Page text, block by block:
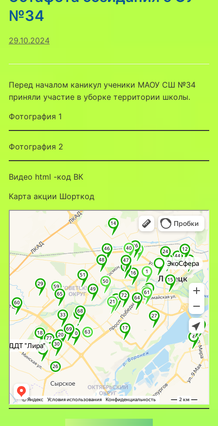
№34
29.10.2024
Перед началом каникул ученики МАОУ СШ №34
приняли участие в уборке территории школы.
Фотография 1
Фотография 2
Видео html -код ВК
Карта акции Шорткод
Яндекс Карты — транспорт, навигация, поиск мест